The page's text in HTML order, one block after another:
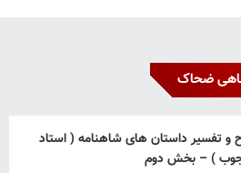
ضحاک
و تفسیر داستان های شاهنامه ( استاد
) – بخش دوم